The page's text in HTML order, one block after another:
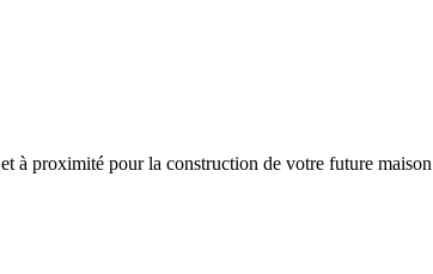
et à proximité pour la construction de votre future